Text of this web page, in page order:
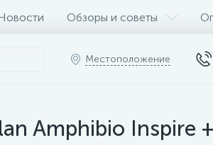
Обзоры и советы
Местоположение
Amphibio Inspire